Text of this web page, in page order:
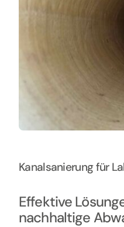
Kanalsanierung für
Effektive
nachhaltige